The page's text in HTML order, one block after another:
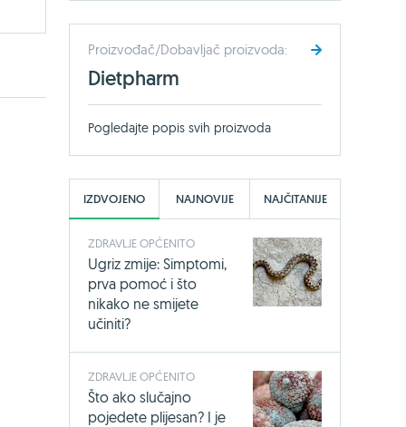
Proizvođač/Dobavljač proizvoda:
Dietpharm
Pogledajte popis svih proizvoda
IZDVOJENO NAJNOVIJE NAJČITANIJE
ZDRAVLJE OPĆENITO
Ugriz zmije: Simptomi,
prva pomoć i što
nikako ne smijete
učiniti?
ZDRAVLJE OPĆENITO
Što ako slučajno
pojedete plijesan? I je